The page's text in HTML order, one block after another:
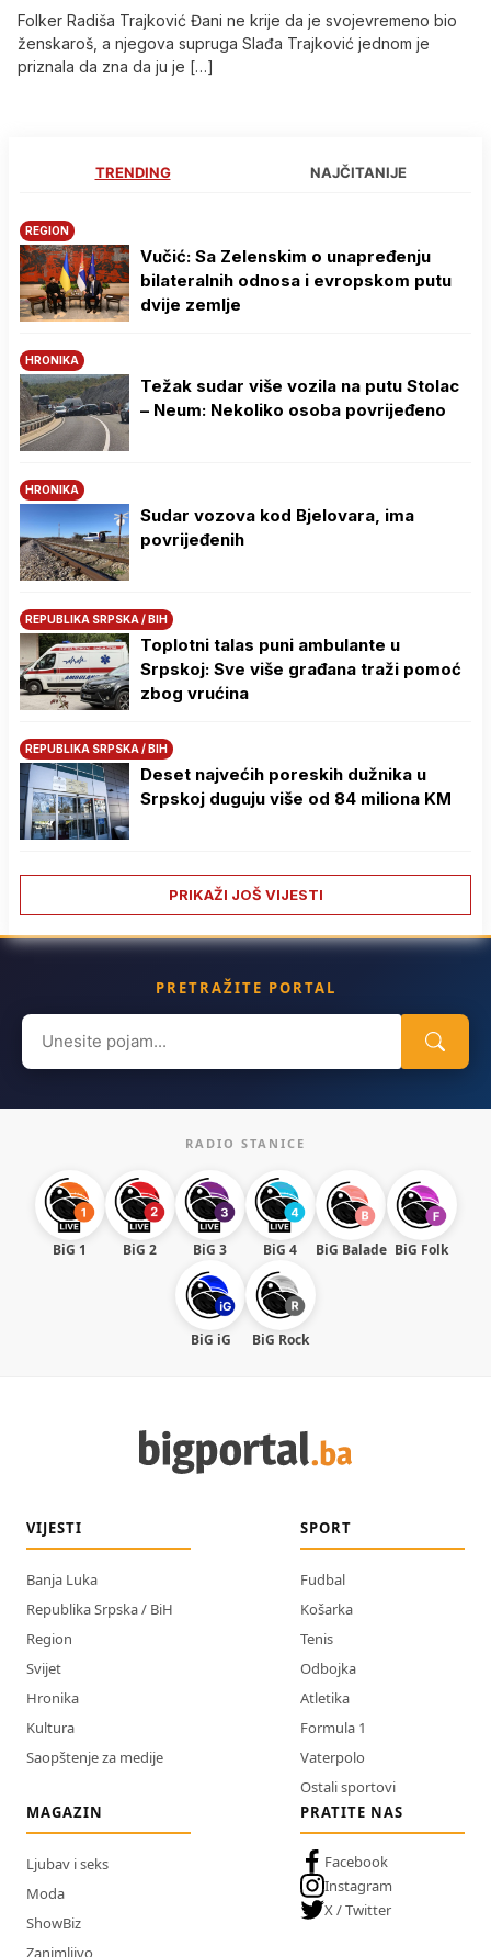
Folker Radiša Trajković Đani ne krije da je svojevremeno bio
ženskaroš, a njegova supruga Slađa Trajković jednom je
priznala da zna da ju je […]
TRENDING NAJČITANIJE
REGION
Vučić: Sa Zelenskim o unapređenju
bilateralnih odnosa i evropskom putu
dvije zemlje
HRONIKA
Težak sudar više vozila na putu Stolac
– Neum: Nekoliko osoba povrijeđeno
HRONIKA
Sudar vozova kod Bjelovara, ima
povrijeđenih
REPUBLIKA SRPSKA / BIH
Toplotni talas puni ambulante u
Srpskoj: Sve više građana traži pomoć
zbog vrućina
REPUBLIKA SRPSKA / BIH
Deset najvećih poreskih dužnika u
Srpskoj duguju više od 84 miliona KM
PRIKAŽI JOŠ VIJESTI
PRETRAŽITE PORTAL
Search
for:
RADIO STANICE
BiG 1 BiG 2 BiG 3 BiG 4 BiG Balade BiG Folk
BiG iG BiG Rock
VIJESTI
Banja Luka
Republika Srpska / BiH
Region
Svijet
Hronika
Kultura
Saopštenje za medije
SPORT
Fudbal
Košarka
Tenis
Odbojka
Atletika
Formula 1
Vaterpolo
Ostali sportovi
MAGAZIN
Ljubav i seks
Moda
ShowBiz
Zanimljivo
PRATITE NAS
Facebook
Instagram
X / Twitter